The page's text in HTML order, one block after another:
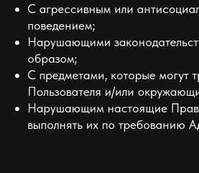
С агрессивным или
поведением;
Нарушающими
образом;
С предметами, которые могут
Пользователя и/или
Нарушающим настоящие
выполнять их по требованию